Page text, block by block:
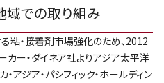
域での取り組み
粘・接着剤市場強化のため、2012
カー・ダイネア社よりアジア太平洋
アジア・パシフィック・ホールディン